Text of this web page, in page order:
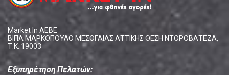
Market In ΑΕΒΕ
ΒΙΠΑ ΜΑΡΚΟΠΟΥΛΟ ΜΕΣΟΓΑΙΑΣ ΑΤΤΙΚΗΣ ΘΕΣΗ ΝΤΟΡΟΒΑΤΕΖΑ,
Τ.Κ. 19003
Εξυπηρέτηση Πελατών: